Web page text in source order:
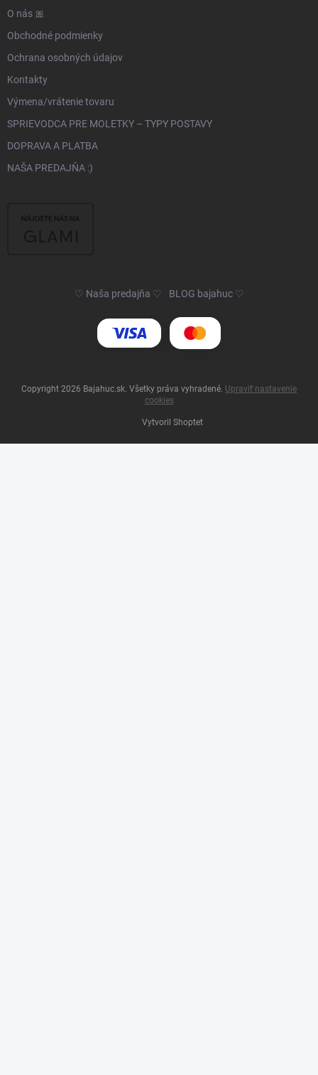
O nás 🎀
Obchodné podmienky
Ochrana osobných údajov
Kontakty
Výmena/vrátenie tovaru
SPRIEVODCA PRE MOLETKY – TYPY POSTAVY
DOPRAVA A PLATBA
NAŠA PREDAJŇA :)
♡ Naša predajňa ♡ BLOG bajahuc ♡
Vytvoril Shoptet
Copyright 2026 Bajahuc.sk . Všetky práva vyhradené. Upraviť nastavenie
cookies